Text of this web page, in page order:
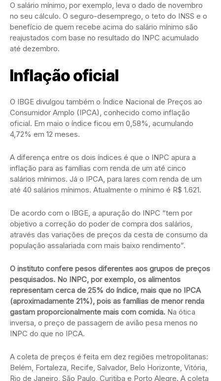
O salário mínimo, por exemplo, leva o dado de novembro
no seu cálculo. O seguro-desemprego, o teto do INSS e o
benefício de quem recebe acima do salário mínimo são
reajustados com base no resultado do INPC acumulado
até dezembro.
Inflação oficial
O IBGE divulgou também o Índice Nacional de Preços ao
Consumidor Amplo (IPCA), conhecido como inflação
oficial. Em maio o índice ficou em 0,58%, acumulando
4,72% em 12 meses.
A diferença entre os dois índices é que o INPC apura a
inflação para as famílias com renda de um até cinco
salários mínimos. Já o IPCA, para lares com renda de um
até 40 salários mínimos. Atualmente o mínimo é R$ 1.621.
De acordo com o IBGE, a apuração do INPC “tem por
objetivo a correção do poder de compra dos salários,
através das variações de preços da cesta de consumo da
população assalariada com mais baixo rendimento”.
O instituto confere pesos diferentes aos grupos de preços
pesquisados. No INPC, por exemplo, os alimentos
representam cerca de 25% do índice, mais que no IPCA
(aproximadamente 21%), pois as famílias de menor renda
gastam proporcionalmente mais com comida. Na ótica
inversa, o preço de passagem de avião pesa menos no
INPC do que no IPCA.
A coleta de preços é feita em dez regiões metropolitanas:
Belém, Fortaleza, Recife, Salvador, Belo Horizonte, Vitória,
Rio de Janeiro, São Paulo, Curitiba e Porto Alegre. A coleta